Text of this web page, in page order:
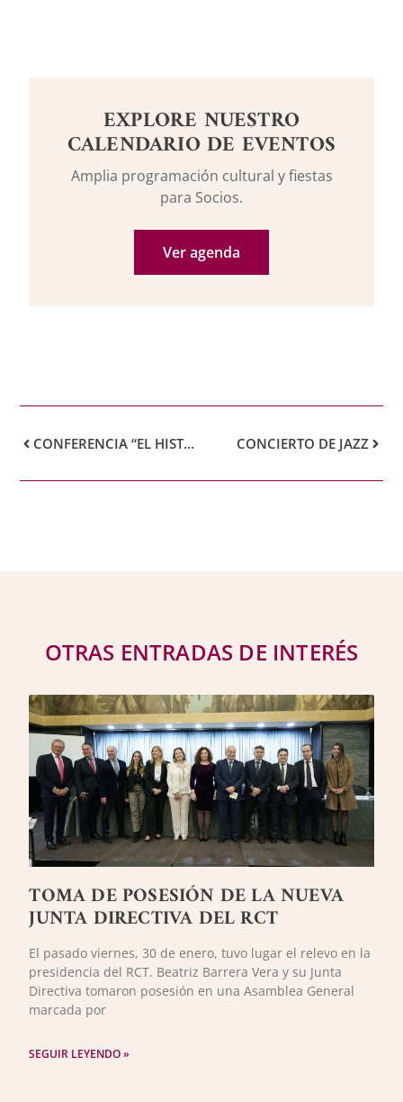
EXPLORE NUESTRO
CALENDARIO DE EVENTOS
Amplia programación cultural y fiestas
para Socios.
Ver agenda
CONFERENCIA “EL HISTÓRICO VUELO DEL PLUS ULTRA” CONCIERTO DE JAZZ
OTRAS ENTRADAS DE INTERÉS
TOMA DE POSESIÓN DE LA NUEVA
JUNTA DIRECTIVA DEL RCT
El pasado viernes, 30 de enero, tuvo lugar el relevo en la
presidencia del RCT. Beatriz Barrera Vera y su Junta
Directiva tomaron posesión en una Asamblea General
marcada por
SEGUIR LEYENDO »